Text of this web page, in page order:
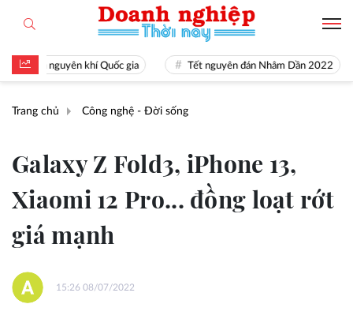
là nguyên khí Quốc gia Tết nguyên đán Nhâm Dần 2022
Trang chủ Công nghệ - Đời sống
Galaxy Z Fold3, iPhone 13,
Xiaomi 12 Pro... đồng loạt rớt
giá mạnh
15:26 08/07/2022